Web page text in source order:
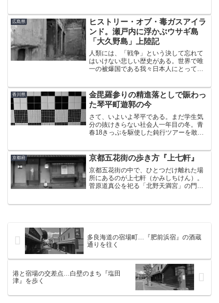
である。古い町並みが残るのは主に山田
東の2丁目と4丁目で、...
広島県
ヒストリー・オブ・毒ガスアイラ
ンド。瀬戸内に浮かぶウサギ島
「大久野島」上陸記
人類には、「戦争」という決して忘れて
はいけない悲しい歴史がある。世界で唯
一の被爆国である我々日本人にとっては
あることを知る人はあまり多くないとい
う。もしかしたら...
香川県
金毘羅参りの精進落としで賑わっ
た琴平町遊郭の今
さて、いよいよ琴平である。まだ学生気
分の抜けきらない社会人一年目の冬。青
春18きっぷを駆使した鈍行ツアーを敢行
年という歳月に、失われた何かを思わず
にはいられなかった。...
京都府 京都五花街の歩き方『上七軒』
京都五花街の中で、ひとつだけ離れた場
所にあるのが上七軒（かみしちけん）。
菅原道真公を祀る「北野天満宮」の門前
多良海道の宿場町…『肥前浜宿』の酒蔵
通りを往く
港と宿場の交差点…白壁のまち『塩田
津』を歩く